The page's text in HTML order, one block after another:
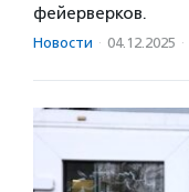
фейерверков.
Новости · 04.12.2025 ·